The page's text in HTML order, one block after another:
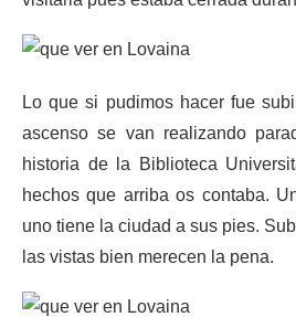
Lo que si pudimos hacer fue
ascenso se van realizando
historia de la Biblioteca
hechos que arriba os contaba.
uno tiene la ciudad a sus pies.
las vistas bien merecen la pena.